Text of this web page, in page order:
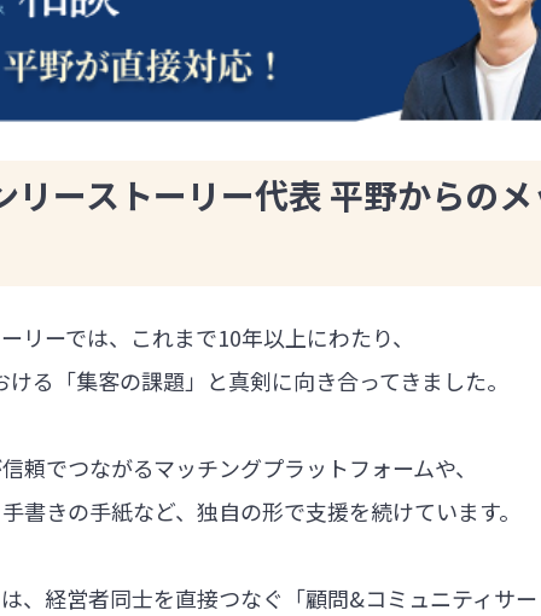
リーストーリー代表 平野からの
リーでは、これまで10年以上にわたり、
る「集客の課題」と真剣に向き合ってきました。
頼でつながるマッチングプラットフォームや、
書きの手紙など、独自の形で支援を続けています。
、経営者同士を直接つなぐ「顧問&コミュニティサ